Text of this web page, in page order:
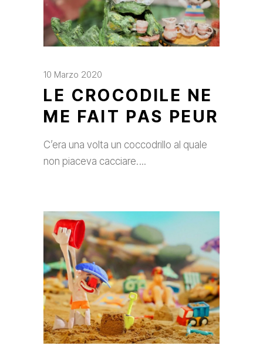
10 Marzo 2020
LE CROCODILE NE
ME FAIT PAS PEUR
C’era una volta un coccodrillo al quale
non piaceva cacciare.